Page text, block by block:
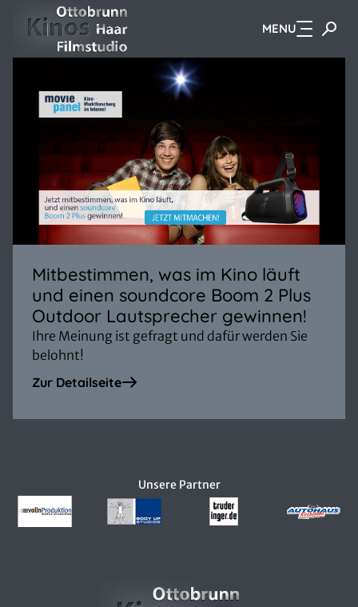
Zum Hauptinhalt springen MENU
Mitbestimmen, was im Kino läuft
und einen soundcore Boom 2 Plus
Outdoor Lautsprecher gewinnen!
Ihre Meinung ist gefragt und dafür werden Sie
belohnt!
Zur Detailseite
Unsere Partner